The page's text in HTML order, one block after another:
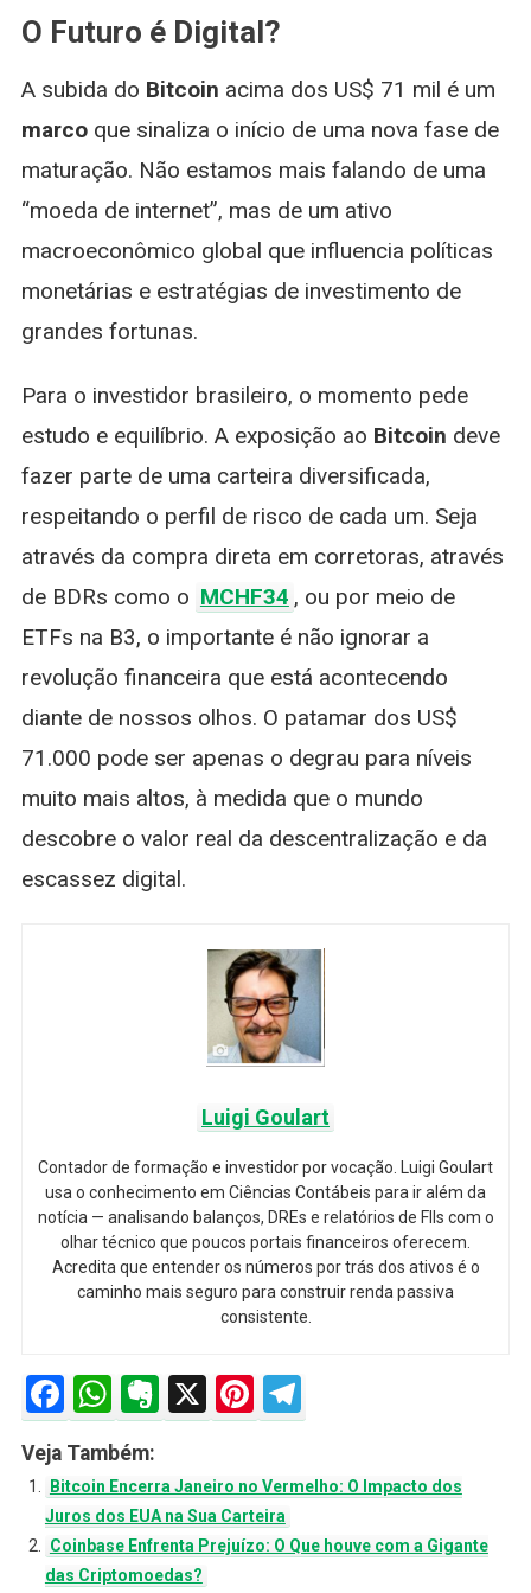
O Futuro é Digital?
A subida do Bitcoin acima dos US$ 71 mil é um
marco que sinaliza o início de uma nova fase de
maturação. Não estamos mais falando de uma
“moeda de internet”, mas de um ativo
macroeconômico global que influencia políticas
monetárias e estratégias de investimento de
grandes fortunas.
Para o investidor brasileiro, o momento pede
estudo e equilíbrio. A exposição ao Bitcoin deve
fazer parte de uma carteira diversificada,
respeitando o perfil de risco de cada um. Seja
através da compra direta em corretoras, através
de BDRs como o MCHF34 , ou por meio de
ETFs na B3, o importante é não ignorar a
revolução financeira que está acontecendo
diante de nossos olhos. O patamar dos US$
71.000 pode ser apenas o degrau para níveis
muito mais altos, à medida que o mundo
descobre o valor real da descentralização e da
escassez digital.
Luigi Goulart
Contador de formação e investidor por vocação. Luigi Goulart
usa o conhecimento em Ciências Contábeis para ir além da
notícia — analisando balanços, DREs e relatórios de FIIs com o
olhar técnico que poucos portais financeiros oferecem.
Acredita que entender os números por trás dos ativos é o
caminho mais seguro para construir renda passiva
consistente.
Facebook
WhatsApp
Evernote
X Pinterest
Telegram
Veja Também:
Bitcoin Encerra Janeiro no Vermelho: O Impacto dos
Juros dos EUA na Sua Carteira
Coinbase Enfrenta Prejuízo: O Que houve com a Gigante
das Criptomoedas?